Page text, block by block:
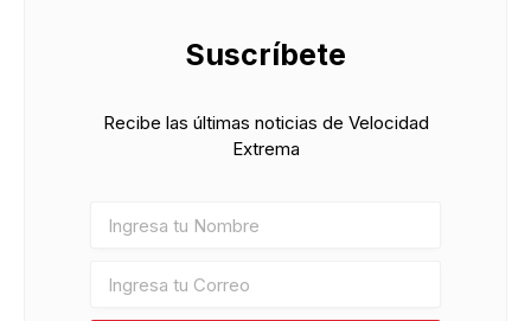
Suscríbete
Recibe las últimas noticias de Velocidad
Extrema